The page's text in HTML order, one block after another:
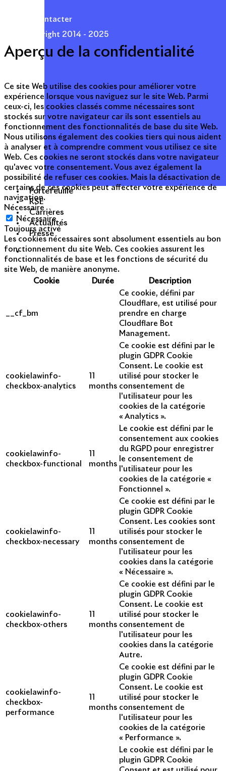
Portefeuille
RSE
Carrières
Actualités
Presse
Nous contacter
© Copyright 2014 - 2025
Aperçu de la confidentialité
Ce site Web utilise des cookies pour améliorer votre
expérience lorsque vous naviguez sur le site Web. Parmi
ceux-ci, les cookies classés comme nécessaires sont
stockés sur votre navigateur car ils sont essentiels au
fonctionnement des fonctionnalités de base du site Web.
Nous utilisons également des cookies tiers qui nous aident
à analyser et à comprendre comment vous utilisez ce site
Web. Ces cookies ne seront stockés dans votre navigateur
qu'avec votre consentement. Vous avez également la
possibilité de refuser ces cookies. Mais la désactivation de
certains de ces cookies peut affecter votre expérience de
navigation.
Nécessaire
Nécessaire
Toujours activé
Les cookies nécessaires sont absolument essentiels au bon
fonctionnement du site Web. Ces cookies assurent les
fonctionnalités de base et les fonctions de sécurité du
site Web, de manière anonyme.
Cookie
Durée Description
__cf_bm
Ce cookie, défini par
Cloudflare, est utilisé pour
prendre en charge
Cloudflare Bot
Management.
cookielawinfo-
checkbox-analytics
months
Ce cookie est défini par le
plugin GDPR Cookie
Consent. Le cookie est
utilisé pour stocker le
consentement de
l'utilisateur pour les
cookies de la catégorie
« Analytics ».
cookielawinfo-
checkbox-functional
months
Le cookie est défini par le
consentement aux cookies
du RGPD pour enregistrer
le consentement de
l'utilisateur pour les
cookies de la catégorie «
Fonctionnel ».
cookielawinfo-
checkbox-necessary
months
Ce cookie est défini par le
plugin GDPR Cookie
Consent. Les cookies sont
utilisés pour stocker le
consentement de
l'utilisateur pour les
cookies dans la catégorie
« Nécessaire ».
cookielawinfo-
checkbox-others
months
Ce cookie est défini par le
plugin GDPR Cookie
Consent. Le cookie est
utilisé pour stocker le
consentement de
l'utilisateur pour les
cookies dans la catégorie
Autre.
cookielawinfo-
checkbox-
performance
months
Ce cookie est défini par le
plugin GDPR Cookie
Consent. Le cookie est
utilisé pour stocker le
consentement de
l'utilisateur pour les
cookies de la catégorie
« Performance ».
Le cookie est défini par le
plugin GDPR Cookie